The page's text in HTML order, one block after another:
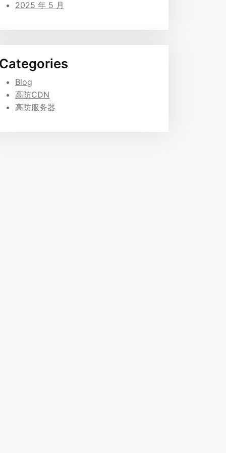
2025 年 5 月
Blog
高防CDN
高防服务器